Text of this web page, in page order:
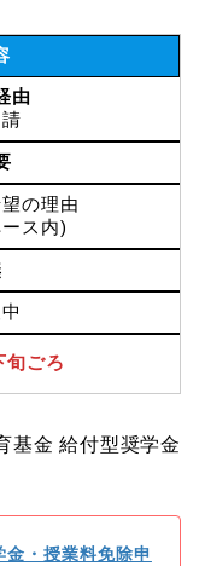
由
の理由
ス内)
旬ごろ
基金 給付型奨学金
金・授業料免除申